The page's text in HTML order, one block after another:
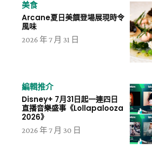
美食
Arcane夏日美饌登場展現時令
風味
2026 年 7 月 31 日
編輯推介
Disney+ 7月31日起一連四日
直播音樂盛事《Lollapalooza
2026》
2026 年 7 月 30 日